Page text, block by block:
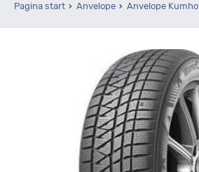
Pagina start Anvelope Anvelope Kumho